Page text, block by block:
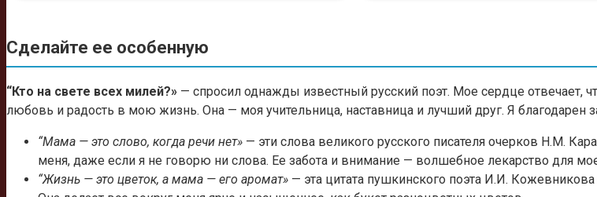
Сделайте ее особенную
“Кто на свете всех милей?» — спросил однажды известный русский поэт. Мое сердце отвечает,
любовь и радость в мою жизнь. Она — моя учительница, наставница и лучший друг. Я благодарен
“Мама — это слово, когда речи нет» — эти слова великого русского писателя очерков Н.М.
меня, даже если я не говорю ни слова. Ее забота и внимание — волшебное лекарство для
“Жизнь — это цветок, а мама — его аромат» — эта цитата пушкинского поэта И.И.